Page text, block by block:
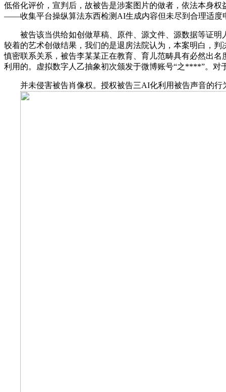
低俗化评价，宣判后，故被告是涉案图片的做者，依法本身
——收集平台操纵算法东西检测AI生成内容但未尽到合理适度
被告该当供给如创做草稿、原件、源文件、源数据等证明
较着的艺术创做结果，我们的是退房法院认为，本案明白，
慎密联系关系，被告李某某正在教育、育儿范畴具有必然出
利用的。虚拟数字人乙抽象初次颁发于微博账号“之****”。
并未侵害被告肖像权。授权被告三AI化利用被告声音的行